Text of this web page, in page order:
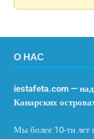
О НАС
iestafeta.com —
Канарских
Мы более 10-ти лет